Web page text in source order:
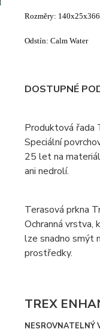
Rozměry:
Odstín: Calm Water
DOSTUPNÉ
Produktová řada
Speciální
25 let na
ani nedrolí.
Terasová prkna
Ochranná
lze snadno smýt
prostředky.
TREX
NESROVNATELNÝ